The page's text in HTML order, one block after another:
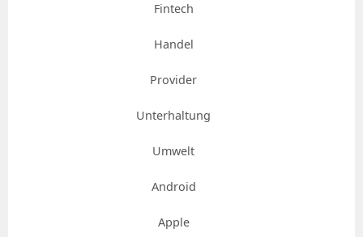
Fintech
Handel
Provider
Unterhaltung
Umwelt
Android
Apple